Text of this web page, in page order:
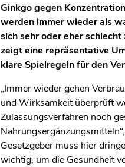
Ginkgo gegen
werden immer wieder als
sich sehr oder eher
zeigt eine repräsentative
klare Spielregeln für den
„Immer wieder gehen
und Wirksamkeit überprüft
Zulassungsverfahren noch
Gesetzgeber muss hier
wichtig, um die Gesundheit